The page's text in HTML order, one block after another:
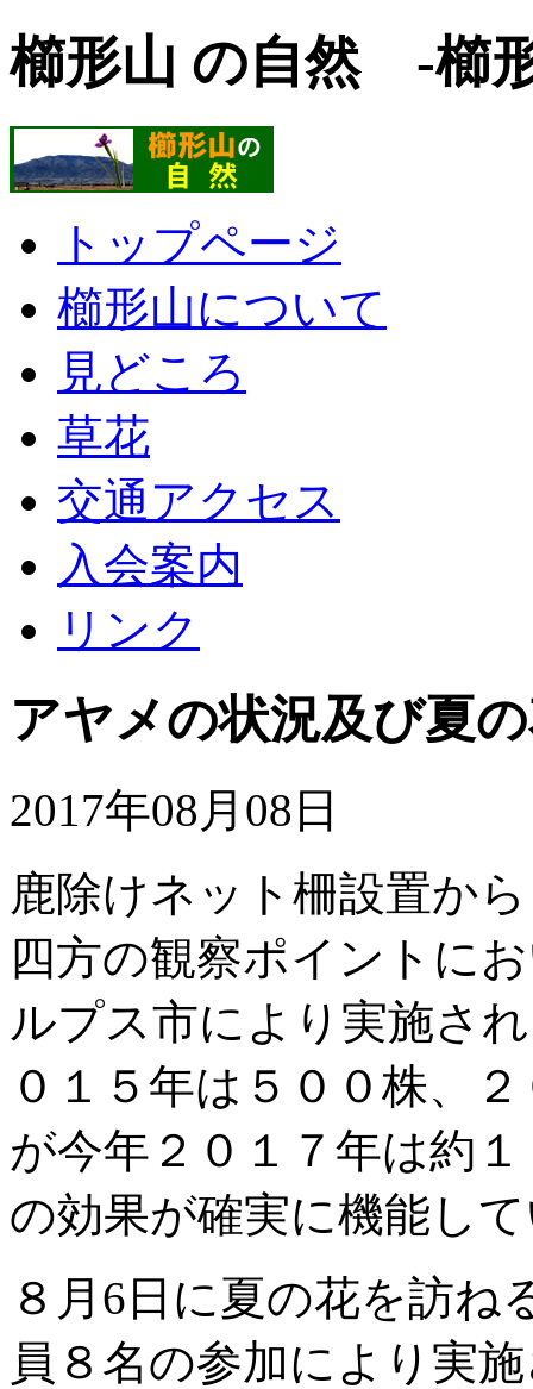
櫛形山 の自然 -櫛
トップページ
櫛形山について
見どころ
草花
交通アクセス
入会案内
リンク
アヤメの状況及び夏
2017年08月08日
鹿除けネット柵設置か
四方の観察ポイントに
ルプス市により実施さ
０１５年は５００株、
が今年２０１７年は約
の効果が確実に機能し
８月6日に夏の花を訪ね
員８名の参加により実